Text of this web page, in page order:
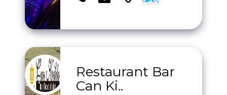
Restaurant Bar
Can Ki..